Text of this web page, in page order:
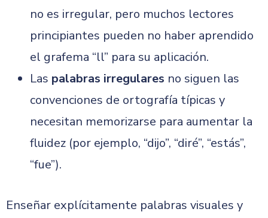
no es irregular, pero muchos lectores
principiantes pueden no haber aprendido
el grafema “ll” para su aplicación.
Las palabras irregulares no siguen las
convenciones de ortografía típicas y
necesitan memorizarse para aumentar la
fluidez (por ejemplo, “dijo”, “diré”, “estás”,
“fue”).
Enseñar explícitamente palabras visuales y